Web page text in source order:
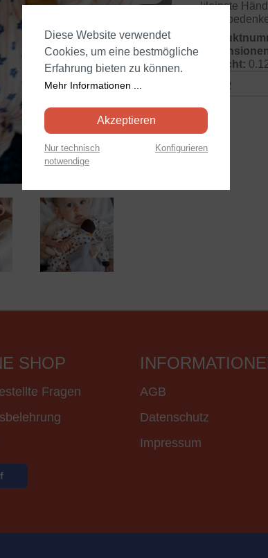
kleinste
kann
Gewicht:
GPSR
SHOP
Fragen
AGB
Datenschutz
Impressum
Diese Website verwendet
Cookies, um eine bestmögliche
Erfahrung bieten zu können.
Mehr Informationen ...
Akzeptieren
Nur technisch
notwendige
Konfigurieren